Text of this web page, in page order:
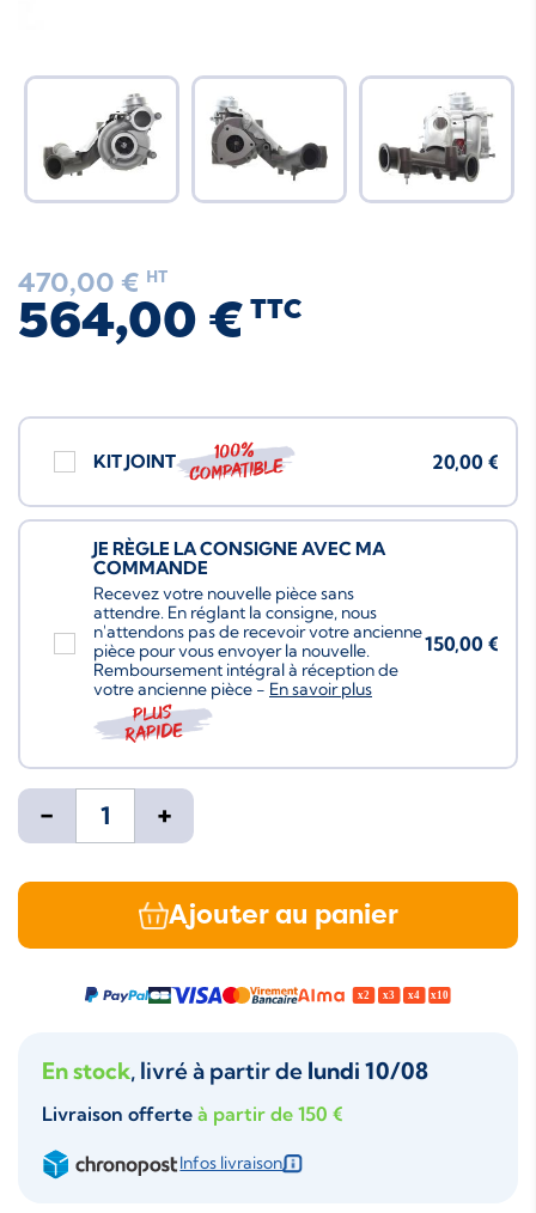
470,00 € HT
564,00 € TTC
KIT JOINT 100%
compatible 20,00 €
JE RÈGLE LA CONSIGNE AVEC MA
COMMANDE
Recevez votre nouvelle pièce sans
attendre. En réglant la consigne, nous
n'attendons pas de recevoir votre ancienne
pièce pour vous envoyer la nouvelle.
Remboursement intégral à réception de
votre ancienne pièce - En savoir plus
Plus
rapide
150,00 €
- +
Ajouter au panier
En stock, livré à partir de lundi 10/08
Livraison offerte à partir de 150 €
Infos livraison